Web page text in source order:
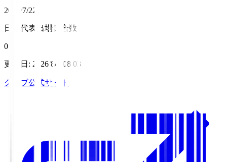
2018/7/22
日本代表出場試合数
0
更新日 : 2026/8/6 08:03
クラブ公式サイト